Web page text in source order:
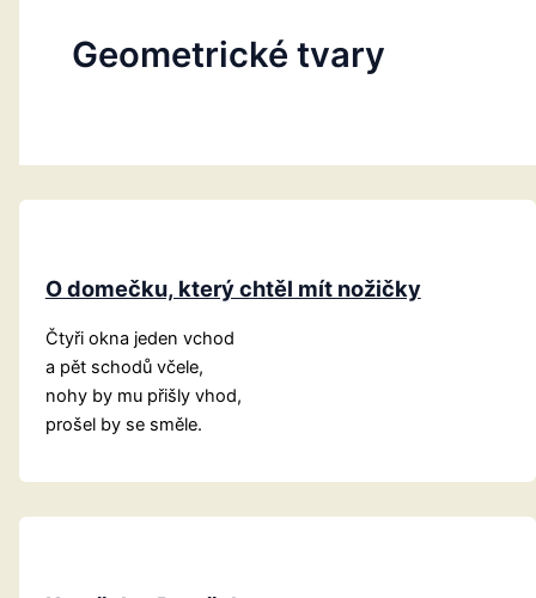
Geometrické tvary
O domečku, který chtěl mít nožičky
Čtyři okna jeden vchod
a pět schodů včele,
nohy by mu přišly vhod,
prošel by se směle.